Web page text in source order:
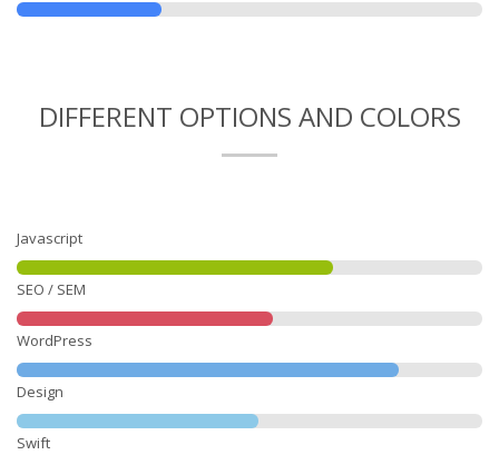
DIFFERENT OPTIONS AND COLORS
Javascript
SEO / SEM
WordPress
Design
Swift